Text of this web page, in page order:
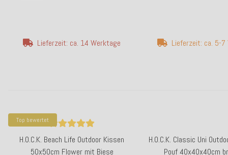
Lieferzeit: ca. 14 Werktage Lieferzeit: ca. 5-7
Top bewertet
H.O.C.K. Beach Life Outdoor Kissen
50x50cm Flower mit Biese
H.O.C.K. Classic Uni
Pouf 40x40x40cm